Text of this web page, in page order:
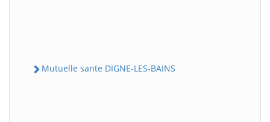
Mutuelle sante DIGNE-LES-BAINS